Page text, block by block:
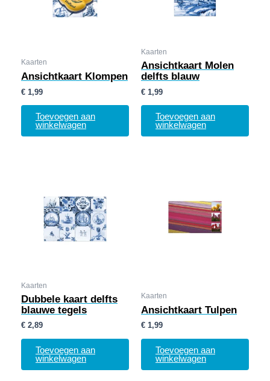
Kaarten
Ansichtkaart Klompen
€ 1,99
Toevoegen aan
winkelwagen
Kaarten
Ansichtkaart Molen
delfts blauw
€ 1,99
Toevoegen aan
winkelwagen
Kaarten
Dubbele kaart delfts
blauwe tegels
€ 2,89
Toevoegen aan
winkelwagen
Kaarten
Ansichtkaart Tulpen
€ 1,99
Toevoegen aan
winkelwagen